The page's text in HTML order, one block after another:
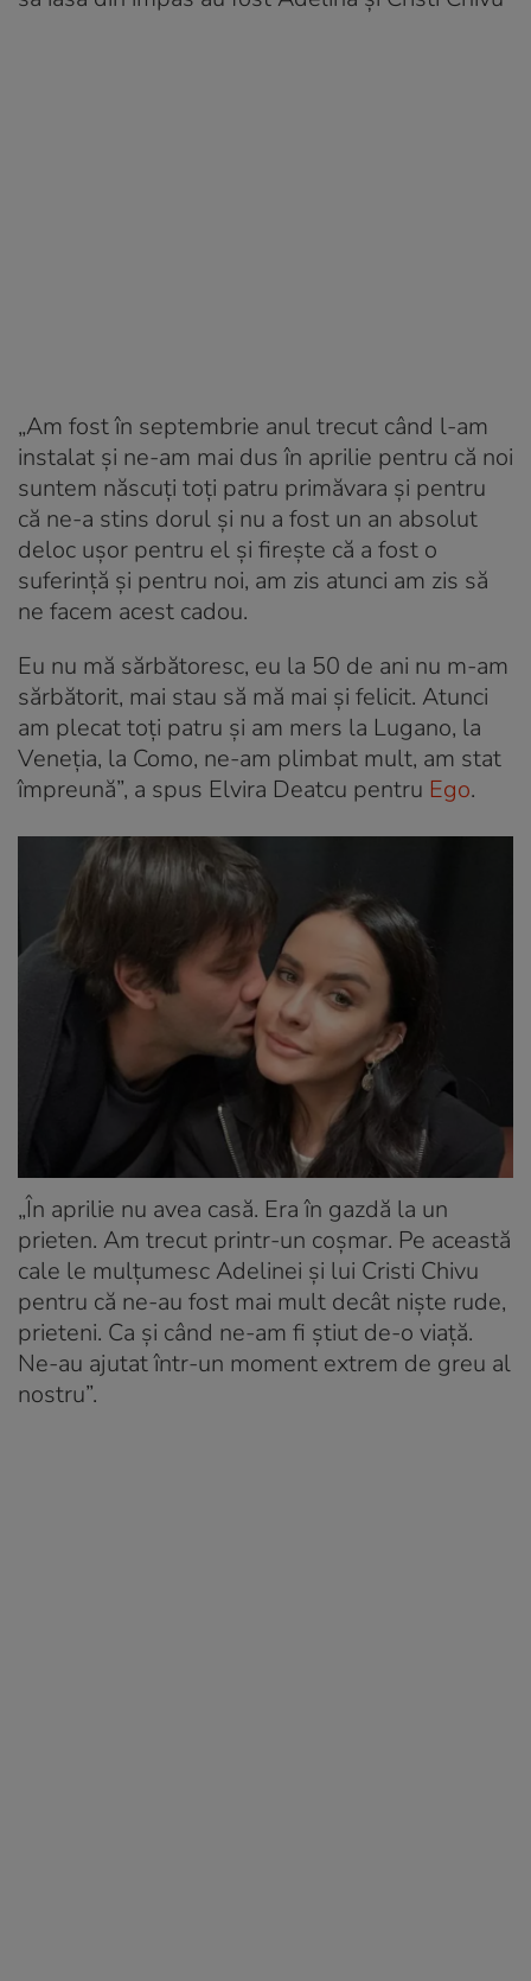
„Am fost în septembrie anul trecut când l-am
instalat și ne-am mai dus în aprilie pentru că noi
suntem născuți toți patru primăvara și pentru
că ne-a stins dorul și nu a fost un an absolut
deloc ușor pentru el și firește că a fost o
suferință și pentru noi, am zis atunci am zis să
ne facem acest cadou.
Eu nu mă sărbătoresc, eu la 50 de ani nu m-am
sărbătorit, mai stau să mă mai și felicit. Atunci
am plecat toți patru și am mers la Lugano, la
Veneția, la Como, ne-am plimbat mult, am stat
împreună”, a spus Elvira Deatcu pentru Ego.
„În aprilie nu avea casă. Era în gazdă la un
prieten. Am trecut printr-un coșmar. Pe această
cale le mulțumesc Adelinei și lui Cristi Chivu
pentru că ne-au fost mai mult decât niște rude,
prieteni. Ca și când ne-am fi știut de-o viață.
Ne-au ajutat într-un moment extrem de greu al
nostru”.